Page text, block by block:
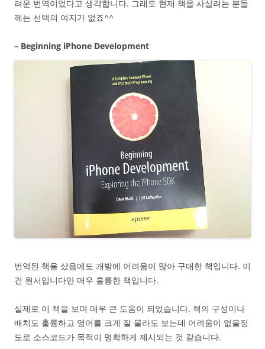
려운 번역이었다고 생각합니다. 그래도 현재 책을 사실려는 분들
께는 선택의 여지가 없죠^^
– Beginning iPhone Development
번역된 책을 샀음에도 개발에 어려움이 많아 구매한 책입니다. 이
건 원서입니다만 매우 훌륭한 책입니다.
실제로 이 책을 보며 매우 큰 도움이 되었습니다. 책의 구성이나
배치도 훌륭하고 영어를 크게 잘 몰라도 보는데 어려움이 없을정
도로 소스코드가 목적이 명확하게 제시되는 것 같습니다.